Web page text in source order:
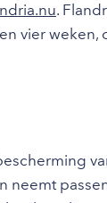
.
vier weken,
neemt